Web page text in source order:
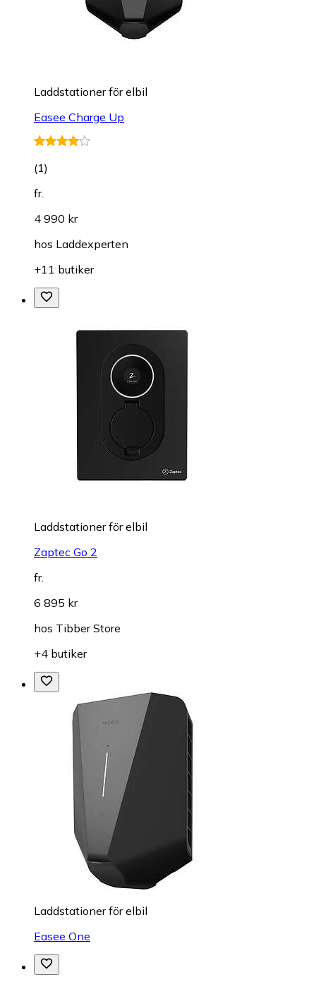
Laddstationer för elbil
Easee Charge Up
(1)
fr.
4 990 kr
hos Laddexperten
+11 butiker
Laddstationer för elbil
Zaptec Go 2
fr.
6 895 kr
hos Tibber Store
+4 butiker
Laddstationer för elbil
Easee One